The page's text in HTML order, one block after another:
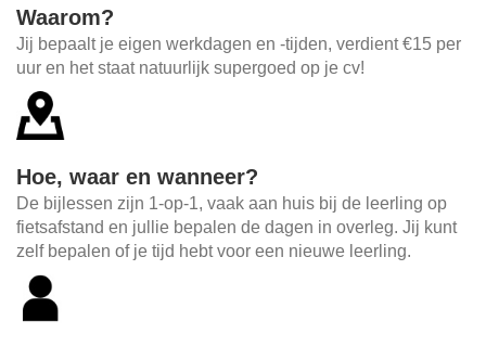
Waarom?
Jij bepaalt je eigen werkdagen en -tijden, verdient €15 per
uur en het staat natuurlijk supergoed op je cv!
Hoe, waar en wanneer?
De bijlessen zijn 1-op-1, vaak aan huis bij de leerling op
fietsafstand en jullie bepalen de dagen in overleg. Jij kunt
zelf bepalen of je tijd hebt voor een nieuwe leerling.